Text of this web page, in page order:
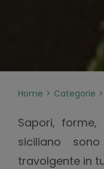
Home Categorie
Sapori,
siciliano
travolgente in